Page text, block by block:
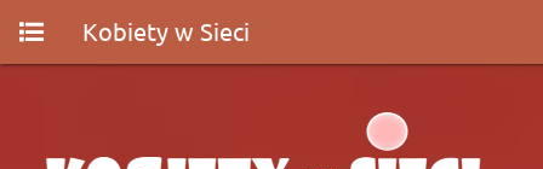
Kobiety w Sieci